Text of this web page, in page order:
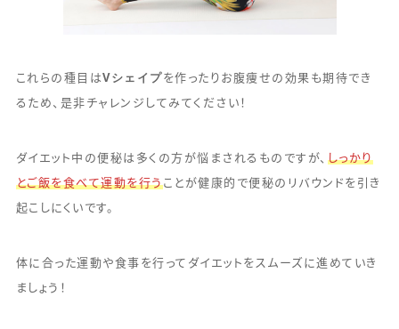
これらの種目はVシェイプを作ったりお腹痩せの効果も期待でき
るため、是非チャレンジしてみてください！
ダイエット中の便秘は多くの方が悩まされるものですが、 しっかり
とご飯を食べて運動を行うことが健康的で便秘のリバウンドを引き
起こしにくいです。
体に合った運動や食事を行ってダイエットをスムーズに進めていき
ましょう！